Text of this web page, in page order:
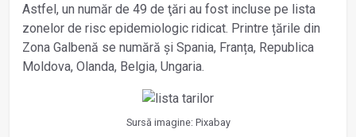
Astfel, un număr de 49 de ţări au fost incluse pe lista
zonelor de risc epidemiologic ridicat. Printre țările din
Zona Galbenă se numără și Spania, Franța, Republica
Moldova, Olanda, Belgia, Ungaria.
Sursă imagine: Pixabay